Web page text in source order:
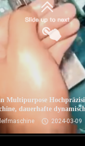
Multipurpose
dauerhafte
2024-03-09